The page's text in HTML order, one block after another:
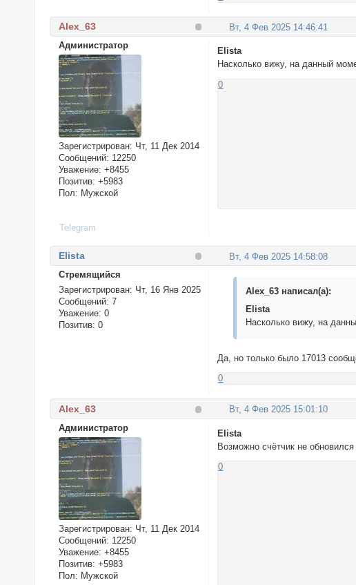
Вт, 4 Фев 2025 14:46:41
Alex_63
Администратор
Зарегистрирован: Чт, 11 Дек 2014
Сообщений: 12250
Уважение: +8455
Позитив: +5983
Пол: Мужской
Elista
Насколько вижу, на данный
0
Telegram
Вт, 4 Фев 2025 14:58:08
Elista
Стремящийся
Зарегистрирован: Чт, 16 Янв 2025
Сообщений: 7
Уважение: 0
Позитив: 0
Alex_63 написал(а):
Elista
Насколько вижу, на
Да, но только было 17013
0
Вт, 4 Фев 2025 15:01:10
Alex_63
Администратор
Зарегистрирован: Чт, 11 Дек 2014
Сообщений: 12250
Уважение: +8455
Позитив: +5983
Пол: Мужской
Elista
Возможно счётчик не
0